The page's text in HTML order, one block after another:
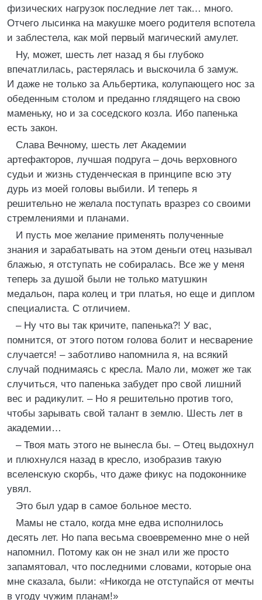
физических нагрузок последние лет так… много.
Отчего лысинка на макушке моего родителя вспотела
и заблестела, как мой первый магический амулет.
Ну, может, шесть лет назад я бы глубоко
впечатлилась, растерялась и выскочила б замуж.
И даже не только за Альбертика, колупающего нос за
обеденным столом и преданно глядящего на свою
маменьку, но и за соседского козла. Ибо папенька
есть закон.
Слава Вечному, шесть лет Академии
артефакторов, лучшая подруга – дочь верховного
судьи и жизнь студенческая в принципе всю эту
дурь из моей головы выбили. И теперь я
решительно не желала поступать вразрез со своими
стремлениями и планами.
И пусть мое желание применять полученные
знания и зарабатывать на этом деньги отец называл
блажью, я отступать не собиралась. Все же у меня
теперь за душой были не только матушкин
медальон, пара колец и три платья, но еще и диплом
специалиста. С отличием.
– Ну что вы так кричите, папенька?! У вас,
помнится, от этого потом голова болит и несварение
случается! – заботливо напомнила я, на всякий
случай поднимаясь с кресла. Мало ли, может же так
случиться, что папенька забудет про свой лишний
вес и радикулит. – Но я решительно против того,
чтобы зарывать свой талант в землю. Шесть лет в
академии…
– Твоя мать этого не вынесла бы. – Отец выдохнул
и плюхнулся назад в кресло, изобразив такую
вселенскую скорбь, что даже фикус на подоконнике
увял.
Это был удар в самое больное место.
Мамы не стало, когда мне едва исполнилось
десять лет. Но папа весьма своевременно мне о ней
напомнил. Потому как он не знал или же просто
запамятовал, что последними словами, которые она
мне сказала, были: «Никогда не отступайся от мечты
в угоду чужим планам!»